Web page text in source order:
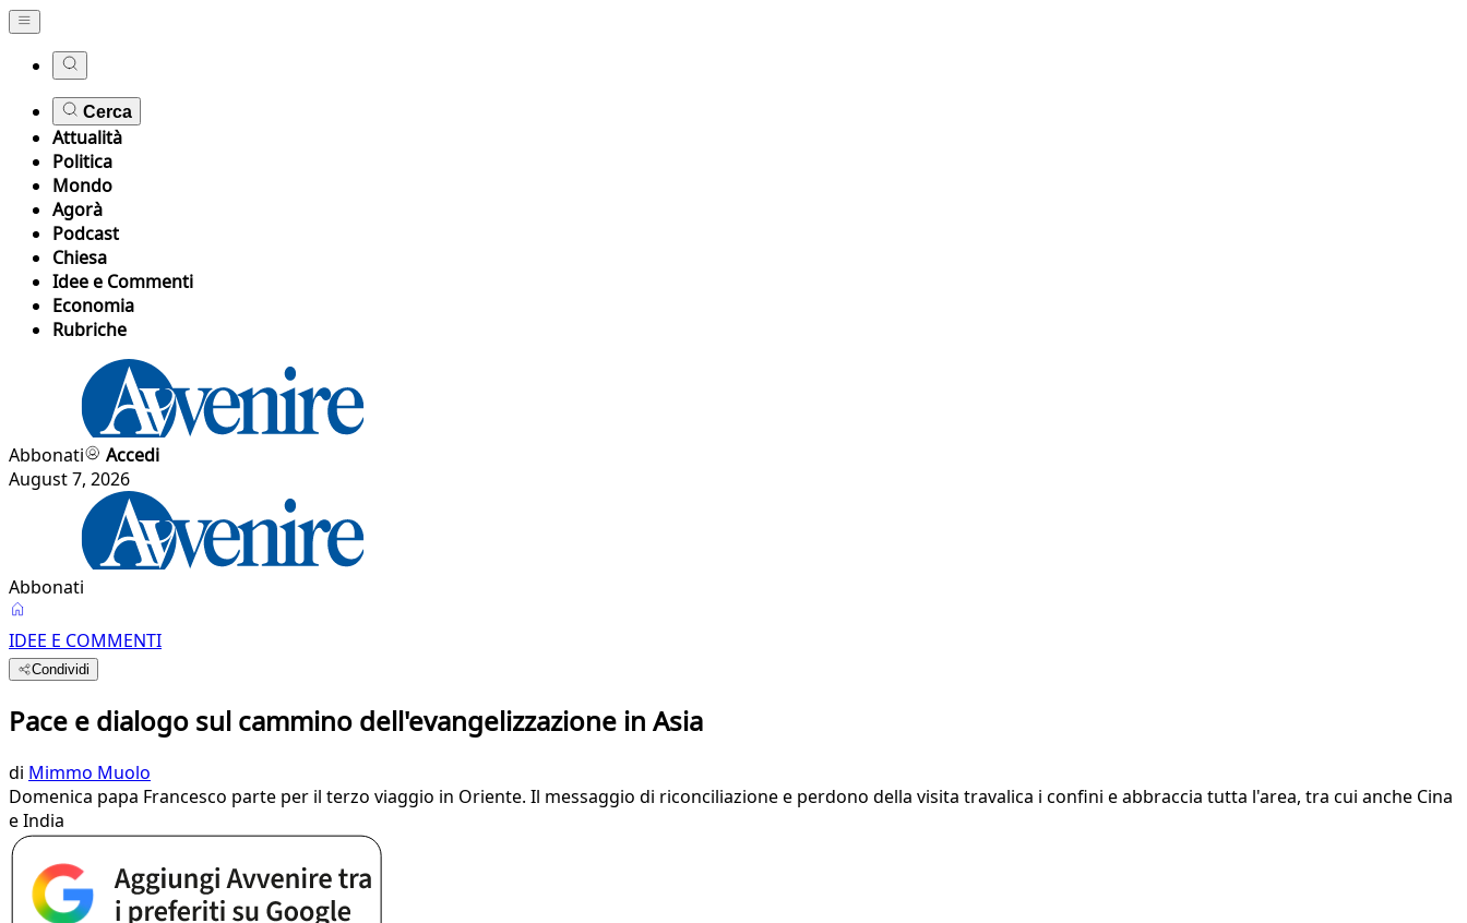
Cerca
Attualità
Politica
Mondo
Agorà
Podcast
Chiesa
Idee e Commenti
Economia
Rubriche
Abbonati
Accedi
August 7, 2026
Abbonati
IDEE E COMMENTI
Condividi
Pace e dialogo sul cammino dell'evangelizzazione in Asia
di Mimmo Muolo
Domenica papa Francesco parte per il terzo viaggio in Oriente. Il messaggio di riconciliazione e perdono della visita travalica i confini e abbraccia tutta l'area, tra cui anche Cina
e India